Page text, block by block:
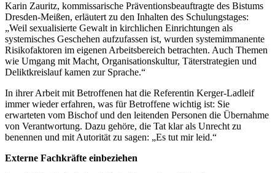
Karin Zauritz, kommissarische Präventionsbeauftragte des Bistums
Dresden-Meißen, erläutert zu den Inhalten des Schulungstages:
„Weil sexualisierte Gewalt in kirchlichen Einrichtungen als
systemisches Geschehen aufzufassen ist, wurden systemimmanente
Risikofaktoren im eigenen Arbeitsbereich betrachten. Auch Themen
wie Umgang mit Macht, Organisationskultur, Täterstrategien und
Deliktkreislauf kamen zur Sprache.“
In ihrer Arbeit mit Betroffenen hat die Referentin Kerger-Ladleif
immer wieder erfahren, was für Betroffene wichtig ist: Sie
erwarteten vom Bischof und den leitenden Personen die Übernahme
von Verantwortung. Dazu gehöre, die Tat klar als Unrecht zu
benennen und mit Autorität zu sagen: „Es tut mir leid.“
Externe Fachkräfte einbeziehen